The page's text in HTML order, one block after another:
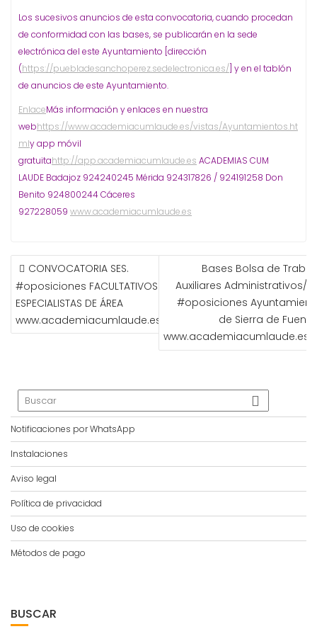
Los sucesivos anuncios de esta convocatoria, cuando procedan
de conformidad con las bases, se publicarán en la sede
electrónica del este Ayuntamiento [dirección
(https://puebladesanchoperez.sedelectronica.es/ ] y en el tablón
de anuncios de este Ayuntamiento.
EnlaceMás información y enlaces en nuestra
webhttps://www.academiacumlaude.es/vistas/Ayuntamientos.ht
mly app móvil
gratuitahttp://app.academiacumlaude.es ACADEMIAS CUM
LAUDE Badajoz 924240245 Mérida 924317826 / 924191258 Don
Benito 924800244 Cáceres
927228059 www.academiacumlaude.es
NAVEGACIÓN
DE
ENTRADAS
CONVOCATORIA SES.
#oposiciones FACULTATIVOS
ESPECIALISTAS DE ÁREA
www.academiacumlaude.es
Bases Bolsa de
Auxiliares Administrativos/
#oposiciones
de Sierra de
www.academiacumlaude.es
Notificaciones por WhatsApp
Instalaciones
Aviso legal
Política de privacidad
Uso de cookies
Métodos de pago
BUSCAR